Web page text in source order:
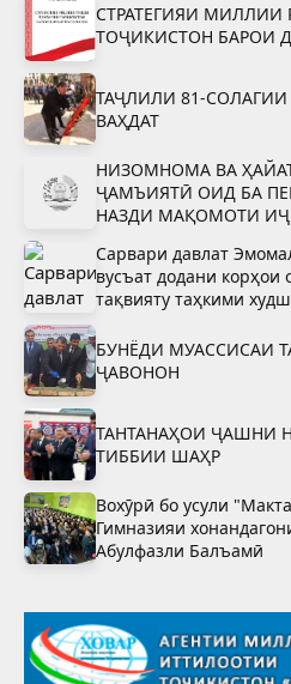
СТРАТЕГИЯИ
ТОҶИКИСТОН БАРОИ
ТАҶЛИЛИ 81-
ВАҲДАТ
НИЗОМНОМА ВА
ҶАМЪИЯТӢ ОИД БА
НАЗДИ МАҚОМОТИ
Сарвари давлат
вусъат додани корҳои
тақвияту таҳкими
БУНЁДИ МУАССИСАИ
ҶАВОНОН
ТАНТАНАҲОИ ҶАШНИ
ТИББИИ ШАҲР
Вохӯрӣ бо усули
Гимназияи
Абулфазли Балъамӣ